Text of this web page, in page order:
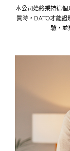
本公司始終秉持這
質時，DATO才能證
驗，並